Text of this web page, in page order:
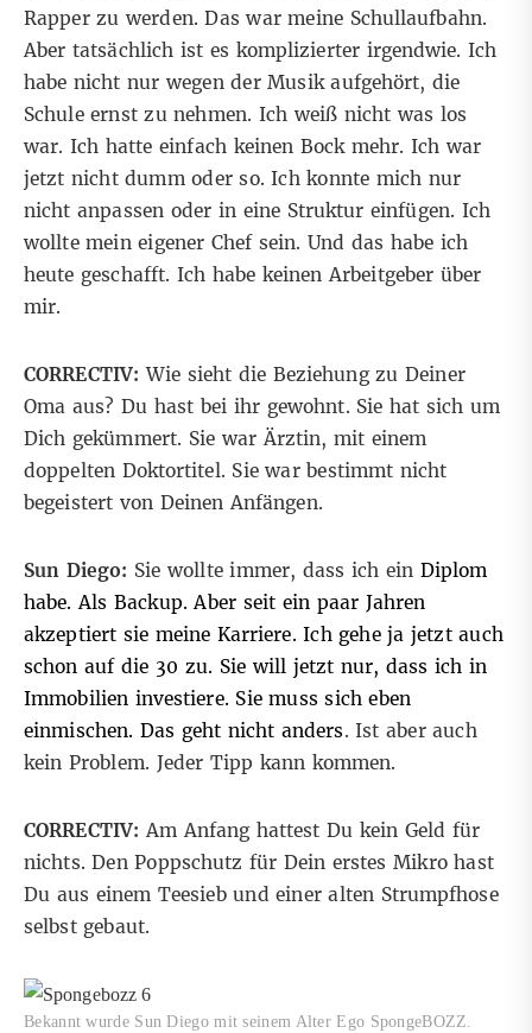
Rapper zu werden. Das war meine Schullaufbahn.
Aber tatsächlich ist es komplizierter irgendwie. Ich
habe nicht nur wegen der Musik aufgehört, die
Schule ernst zu nehmen. Ich weiß nicht was los
war. Ich hatte einfach keinen Bock mehr. Ich war
jetzt nicht dumm oder so. Ich konnte mich nur
nicht anpassen oder in eine Struktur einfügen. Ich
wollte mein eigener Chef sein. Und das habe ich
heute geschafft. Ich habe keinen Arbeitgeber über
mir.
CORRECTIV:Wie sieht die Beziehung zu Deiner
Oma aus? Du hast bei ihr gewohnt. Sie hat sich um
Dich gekümmert. Sie war Ärztin, mit einem
doppelten Doktortitel. Sie war bestimmt nicht
begeistert von Deinen Anfängen.
Sun Diego: Sie wollte immer, dass ich ein Diplom
habe. Als Backup. Aber seit ein paar Jahren
akzeptiert sie meine Karriere. Ich gehe ja jetzt auch
schon auf die 30 zu. Sie will jetzt nur, dass ich in
Immobilien investiere. Sie muss sich eben
einmischen. Das geht nicht anders. Ist aber auch
kein Problem. Jeder Tipp kann kommen.
CORRECTIV:Am Anfang hattest Du kein Geld für
nichts. Den Poppschutz für Dein erstes Mikro hast
Du aus einem Teesieb und einer alten Strumpfhose
selbst gebaut.
Bekannt wurde Sun Diego mit seinem Alter Ego SpongeBOZZ.